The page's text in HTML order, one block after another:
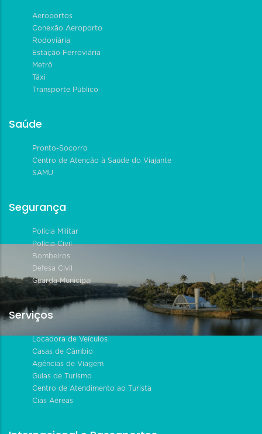
Aeroportos
Conexão Aeroporto
Rodoviária
Estação Ferroviária
Metrô
Táxi
Transporte Público
Saúde
Pronto-Socorro
Centro de Atenção à Saúde do Viajante
SAMU
Segurança
Polícia Militar
Polícia Civil
Bombeiros
Defesa Civil
Guarda Municipal
Serviços
Locadora de Veículos
Casas de Câmbio
Agências de Viagem
Guias de Turismo
Centro de Atendimento ao Turista
Cias Aéreas